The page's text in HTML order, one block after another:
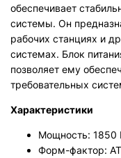
обеспечивает
системы. Он
рабочих станциях и
системах. Блок
позволяет ему
требовательных
Характеристики
Мощность: 1850
Форм-фактор: